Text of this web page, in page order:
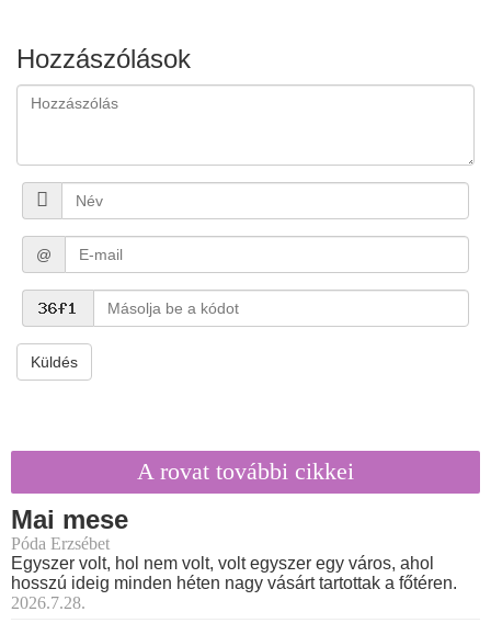
Hozzászólások
@
Küldés
A rovat további cikkei
Mai mese
Póda Erzsébet
Egyszer volt, hol nem volt, volt egyszer egy város, ahol
hosszú ideig minden héten nagy vásárt tartottak a főtéren.
2026.7.28.